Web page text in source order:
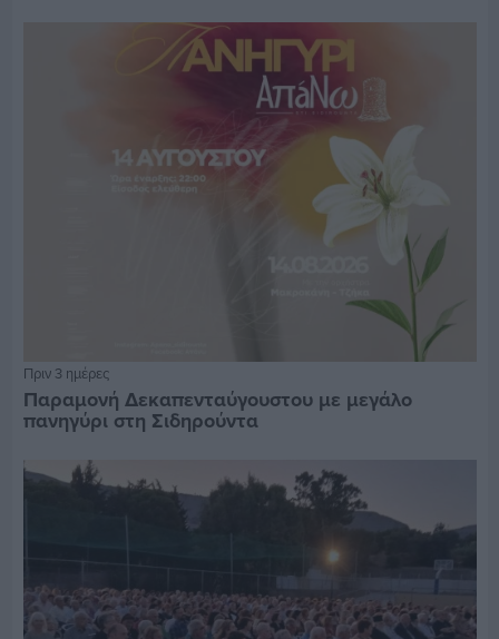
Πριν 3 ημέρες
Παραμονή Δεκαπενταύγουστου με μεγάλο
πανηγύρι στη Σιδηρούντα